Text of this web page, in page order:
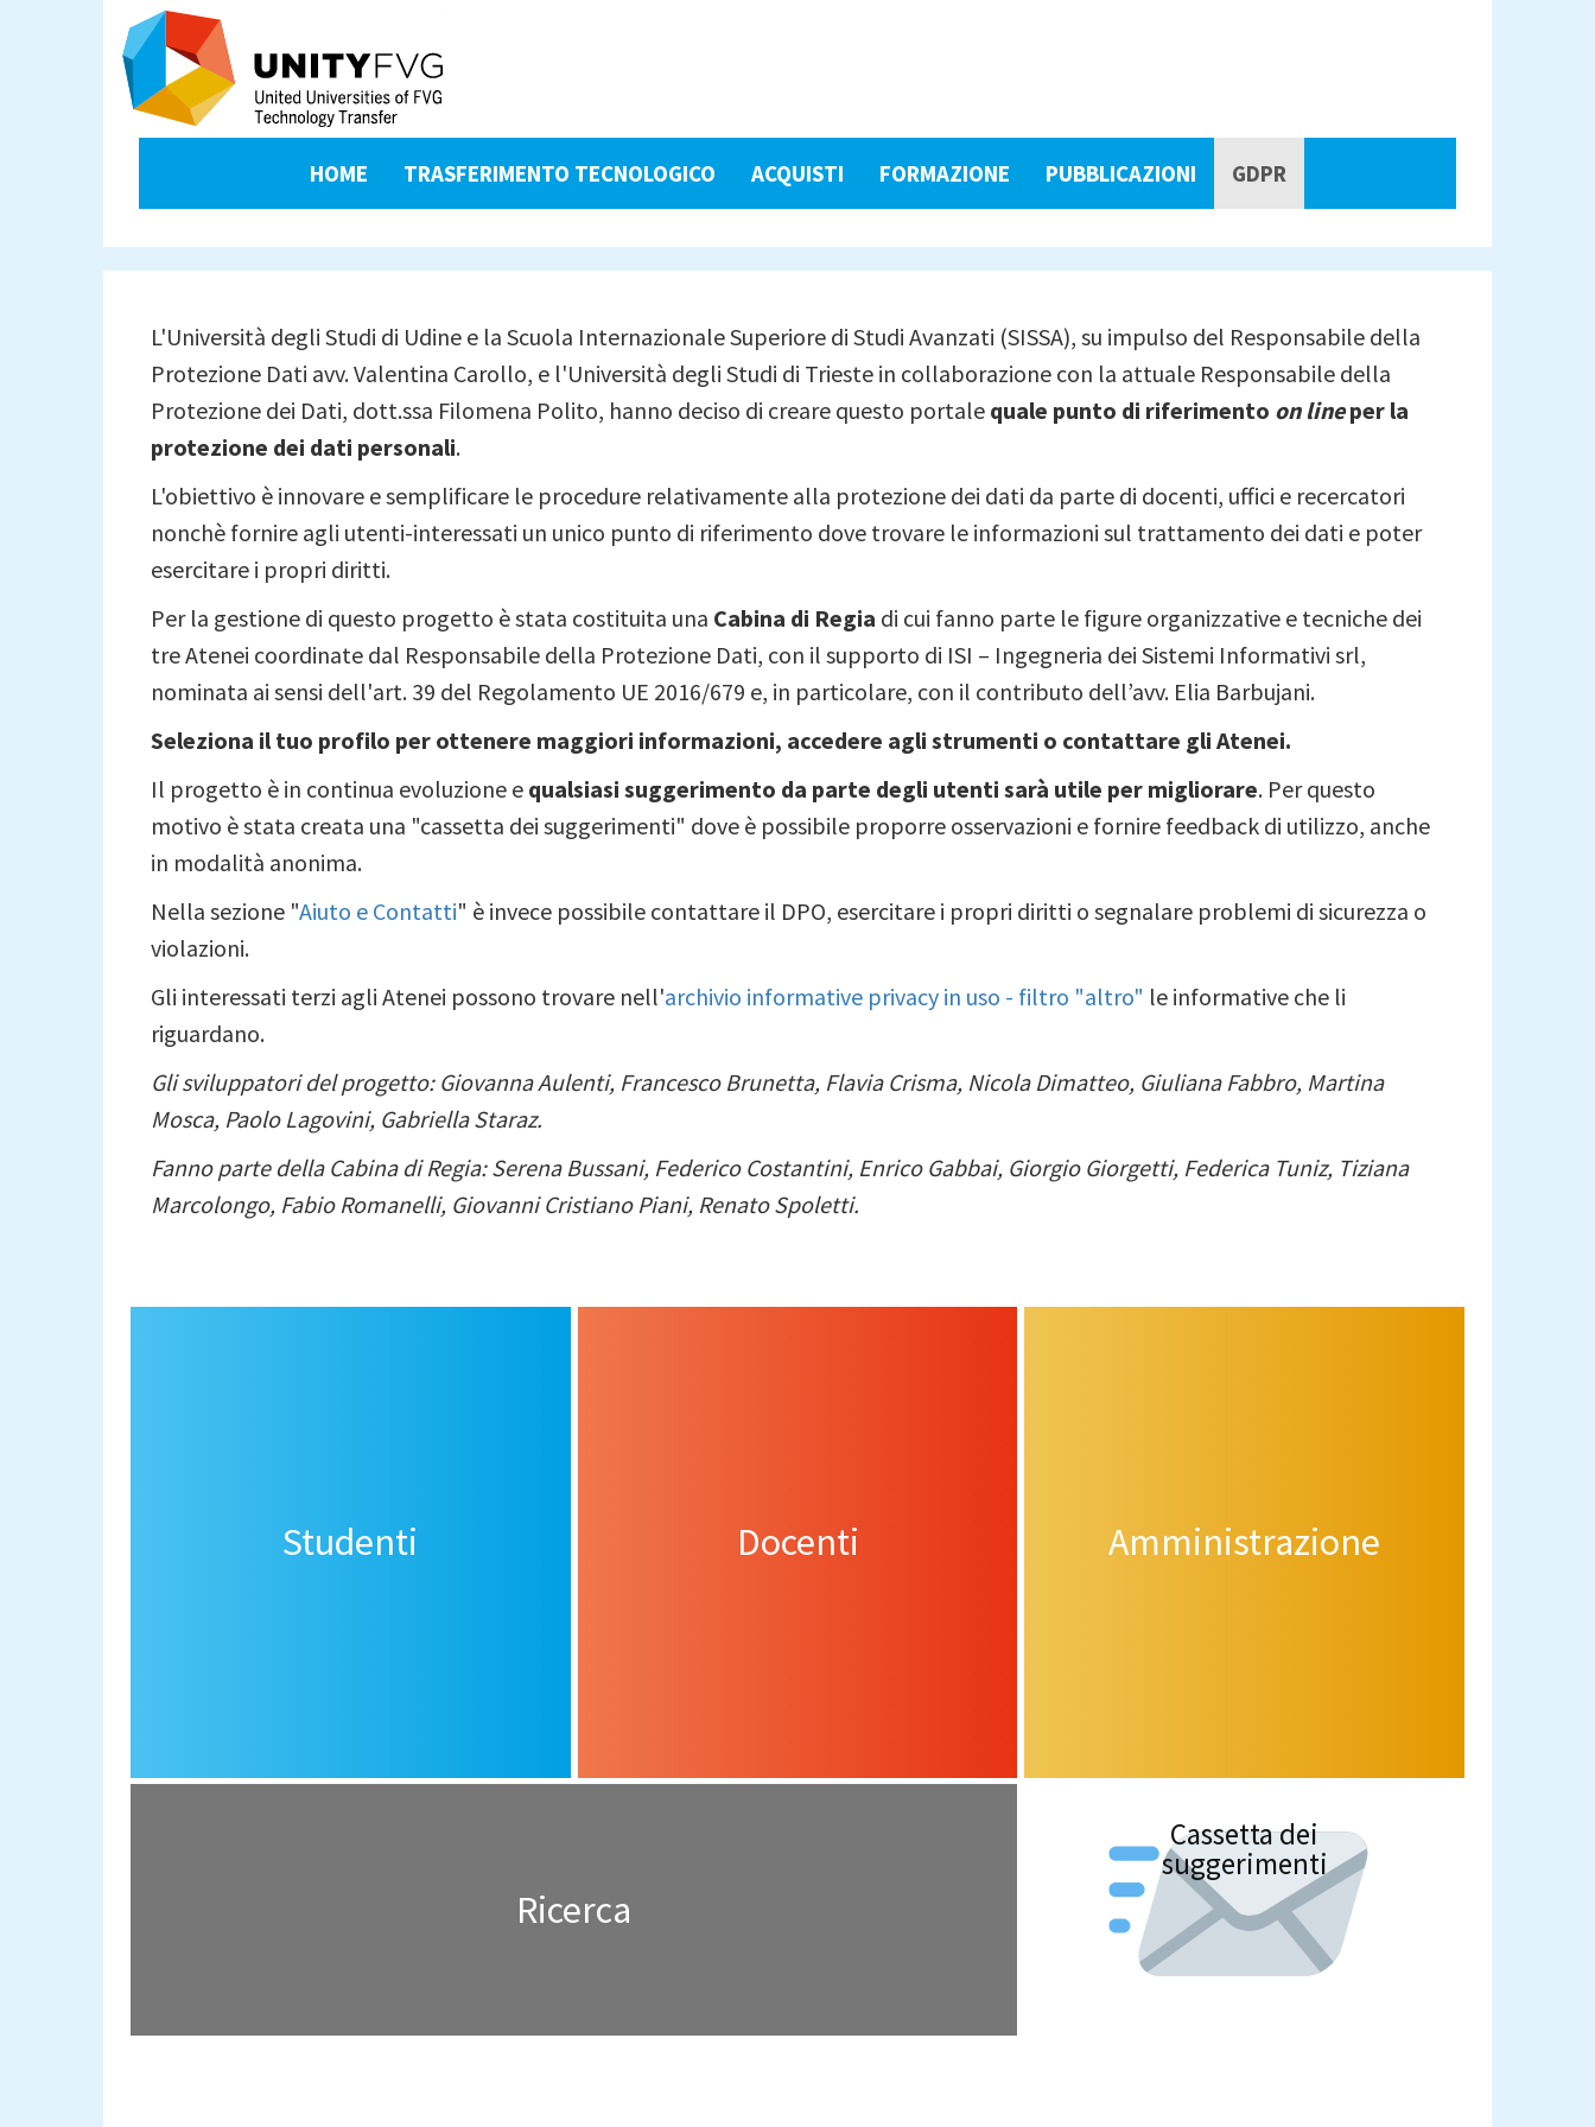
unityfvg-
gdpr
menu
HOME TRASFERIMENTO TECNOLOGICO ACQUISTI FORMAZIONE PUBBLICAZIONI GDPR
L'Università degli Studi di Udine e la Scuola Internazionale Superiore di Studi Avanzati (SISSA), su impulso del Responsabile della
Protezione Dati avv. Valentina Carollo, e l'Università degli Studi di Trieste in collaborazione con la attuale Responsabile della
Protezione dei Dati, dott.ssa Filomena Polito, hanno deciso di creare questo portale quale punto di riferimento on lineper la
protezione dei dati personali.
L'obiettivo è innovare e semplificare le procedure relativamente alla protezione dei dati da parte di docenti, uffici e recercatori
nonchè fornire agli utenti-interessati un unico punto di riferimento dove trovare le informazioni sul trattamento dei dati e poter
esercitare i propri diritti.
Per la gestione di questo progetto è stata costituita una Cabina di Regia di cui fanno parte le figure organizzative e tecniche dei
tre Atenei coordinate dal Responsabile della Protezione Dati, con il supporto di ISI – Ingegneria dei Sistemi Informativi srl,
nominata ai sensi dell'art. 39 del Regolamento UE 2016/679 e, in particolare, con il contributo dell’avv. Elia Barbujani.
Seleziona il tuo profilo per ottenere maggiori informazioni, accedere agli strumenti o contattare gli Atenei.
Il progetto è in continua evoluzione e qualsiasi suggerimento da parte degli utenti sarà utile per migliorare. Per questo
motivo è stata creata una "cassetta dei suggerimenti" dove è possibile proporre osservazioni e fornire feedback di utilizzo, anche
in modalità anonima.
Nella sezione "Aiuto e Contatti" è invece possibile contattare il DPO, esercitare i propri diritti o segnalare problemi di sicurezza o
violazioni.
Gli interessati terzi agli Atenei possono trovare nell'archivio informative privacy in uso - filtro "altro" le informative che li
riguardano.
Gli sviluppatori del progetto: GiovannaAulenti, Francesco Brunetta, Flavia Crisma, Nicola Dimatteo, Giuliana Fabbro, Martina
Mosca, Paolo Lagovini, Gabriella Staraz.
Fanno parte della Cabina di Regia: Serena Bussani, Federico Costantini, Enrico Gabbai, Giorgio Giorgetti, Federica Tuniz, Tiziana
Marcolongo, Fabio Romanelli, Giovanni Cristiano Piani, Renato Spoletti.
Studenti Docenti Amministrazione
Ricerca
Cassetta dei
suggerimenti